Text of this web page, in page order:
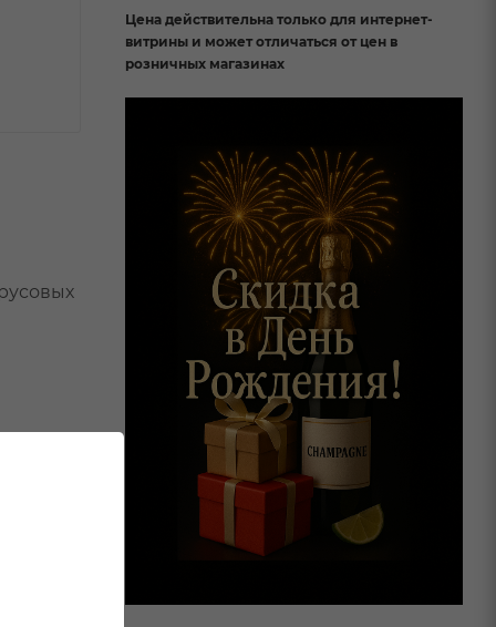
Цена действительна только для интернет-
витрины и может отличаться от цен в
розничных магазинах